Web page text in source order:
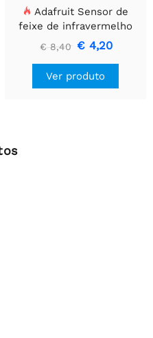
Adafruit Sensor de
feixe de infravermelho
com extremidades de
cabeçalho de fio premium
- LEDs de 5 mm
€ 8,40 € 4,20
Ver produto